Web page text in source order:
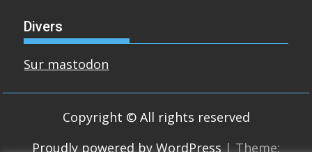
Divers
Sur mastodon
Copyright © All rights reserved
Proudly powered by WordPress | Theme: